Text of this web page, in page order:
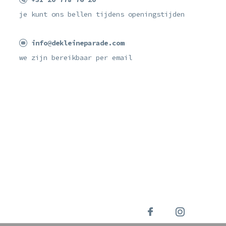
je kunt ons bellen tijdens openingstijden
info@dekleineparade.com
we zijn bereikbaar per email